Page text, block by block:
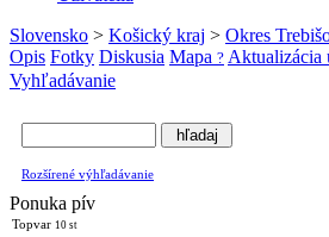
Slovensko > Košický kraj > Okres
Opis Fotky Diskusia Mapa ? Aktualizácia
Vyhľadávanie
Rozšírené výhľadávanie
Ponuka pív
Topvar 10 st